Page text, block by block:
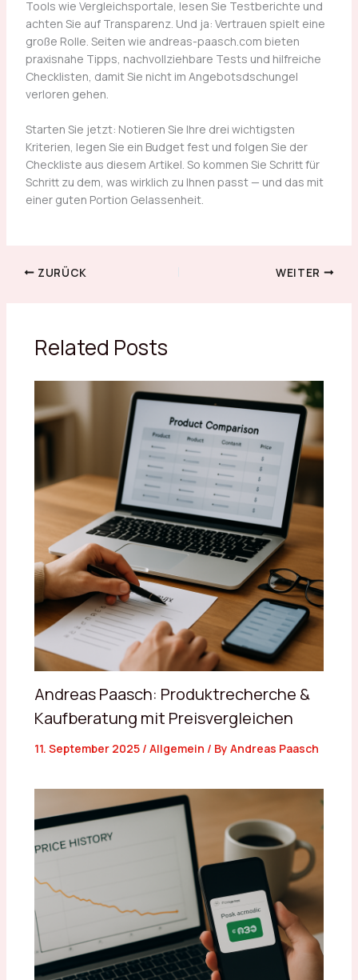
Tools wie Vergleichsportale, lesen Sie Testberichte und
achten Sie auf Transparenz. Und ja: Vertrauen spielt eine
große Rolle. Seiten wie andreas-paasch.com bieten
praxisnahe Tipps, nachvollziehbare Tests und hilfreiche
Checklisten, damit Sie nicht im Angebotsdschungel
verloren gehen.
Starten Sie jetzt: Notieren Sie Ihre drei wichtigsten
Kriterien, legen Sie ein Budget fest und folgen Sie der
Checkliste aus diesem Artikel. So kommen Sie Schritt für
Schritt zu dem, was wirklich zu Ihnen passt — und das mit
einer guten Portion Gelassenheit.
ZURÜCK WEITER
Related Posts
Andreas Paasch: Produktrecherche &
Kaufberatung mit Preisvergleichen
11. September 2025 / Allgemein / By Andreas Paasch